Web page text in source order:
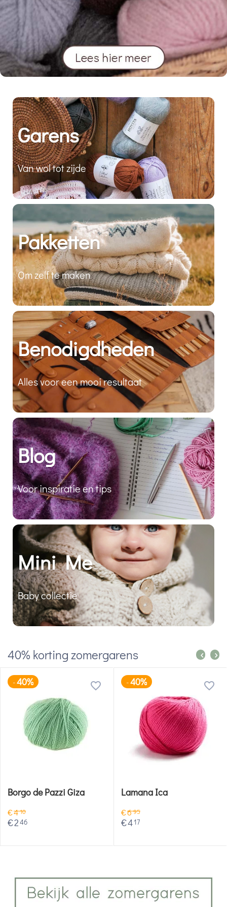
Garens
Van wol tot zijde
Pakketten
Om zelf te maken
Benodigdheden
Alles voor een mooi resultaat
Blog
Voor inspiratie en tips
Mini Me
Baby collectie
40% korting zomergarens
- 40%
Lamana Ica
€695
€417
- 40%
Lang Yarns Wooladdicts
€995